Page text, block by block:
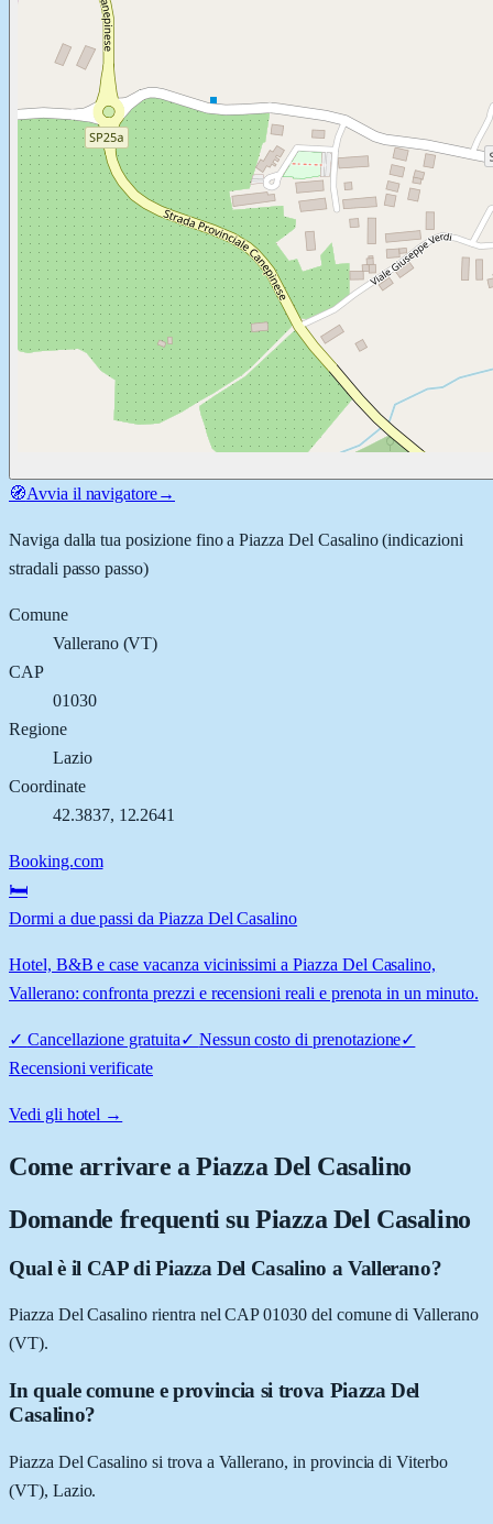
🧭Avvia il navigatore→
Naviga dalla tua posizione fino aPiazza Del Casalino(indicazioni
stradali passo passo)
Comune
Vallerano(VT)
CAP
01030
Regione
Lazio
Coordinate
42.3837, 12.2641
Booking.com
🛏️
Dormi a due passi da Piazza Del Casalino
Hotel, B&B e case vacanza vicinissimi a Piazza Del Casalino,
Vallerano: confronta prezzi e recensioni reali e prenota in un minuto.
✓ Cancellazione gratuita✓ Nessun costo di prenotazione✓
Recensioni verificate
Vedi gli hotel →
Come arrivare aPiazza Del Casalino
Domande frequenti su Piazza Del Casalino
Qual è il CAP di Piazza Del Casalino a Vallerano?
Piazza Del Casalino rientra nel CAP 01030 del comune di Vallerano
(VT).
In quale comune e provincia si trova Piazza Del
Casalino?
Piazza Del Casalino si trova a Vallerano, in provincia di Viterbo
(VT), Lazio.